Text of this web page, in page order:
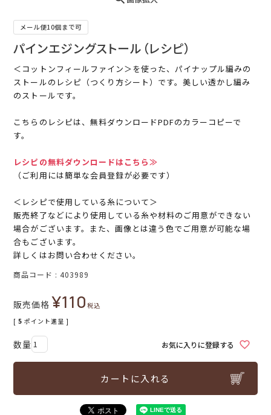
メール便10個まで可
パインエジングストール（レシピ）
＜コットンフィールファイン＞を使った、パイナップル編みの
ストールのレシピ（つくり方シート）です。美しい透かし編み
のストールです。
こちらのレシピは、無料ダウンロードPDFのカラーコピーで
す。
レシピの無料ダウンロードはこちら≫
（ご利用には簡単な会員登録が必要です）
＜レシピで使用している糸について＞
販売終了などにより使用している糸や材料のご用意ができない
場合がございます。また、画像とは違う色でご用意が可能な場
合もございます。
詳しくはお問い合わせください。
商品コード 403989
販売価格 ¥110税込
[ 5 ポイント進呈 ]
お気に入りに登録する
カートに入れる